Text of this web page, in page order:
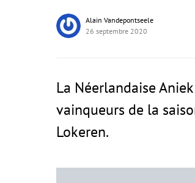
Alain Vandepontseele
26 septembre 2020
La Néerlandaise
vainqueurs de la
Lokeren.